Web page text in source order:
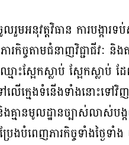
នុវត្តវិធាន ការបង្ការទប់
ច្ចតាមជំនាញវិជ្ជាជីវៈ និង
ះស្អែកស្លាប់ ស្អែកស្លាប់
ៅលើក្មេងទំនើងទាំងនោះទៅ
ានមូលដ្ឋានច្បាស់លាស់បង្
បំពេញភារកិច្ចទាំងថ្ងៃទាំង